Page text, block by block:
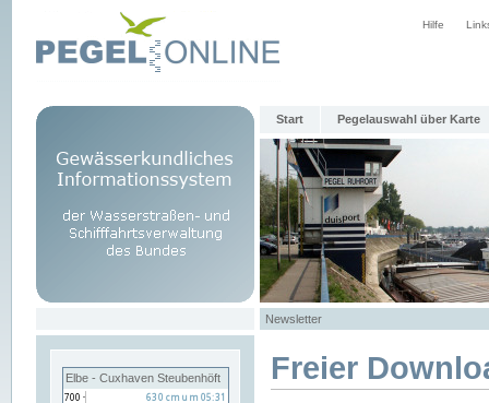
Hilfe
Start Pegelauswahl über Karte
Newsletter
Elbe - Cuxhaven Steubenhöft Freier